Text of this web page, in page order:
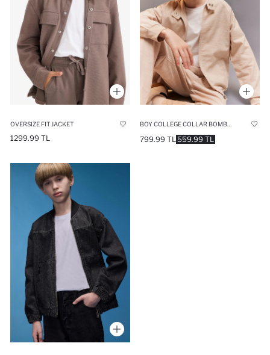
OVERSIZE FIT JACKET
1299.99 TL 559.99 TL
799.99 TL